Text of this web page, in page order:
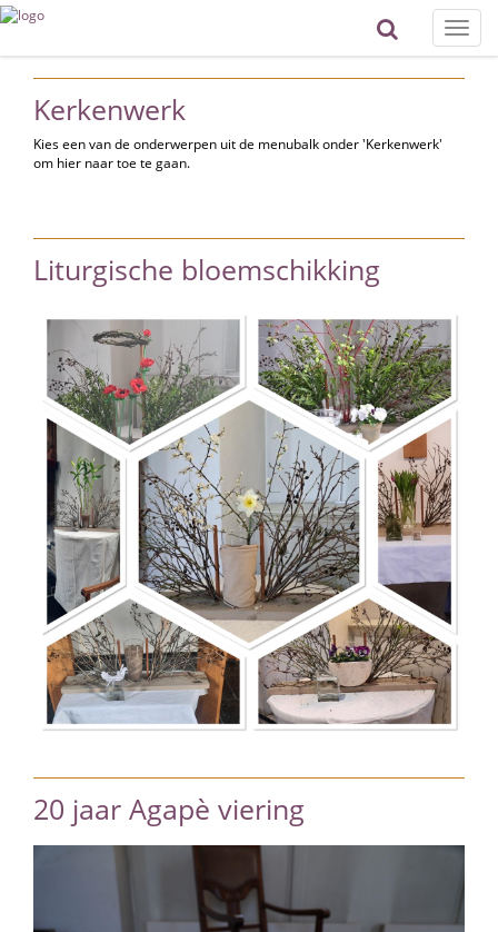
Toggle
Kerkenwerk
Kies een van de onderwerpen uit de menubalk onder 'Kerkenwerk'
om hier naar toe te gaan.
Liturgische bloemschikking
20 jaar Agapè viering